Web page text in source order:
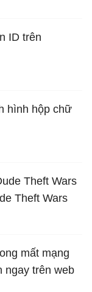
ID trên
hình hộp chữ
Theft Wars
Theft Wars
mất mạng
ngay trên web